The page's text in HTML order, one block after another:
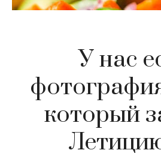
У нас
который